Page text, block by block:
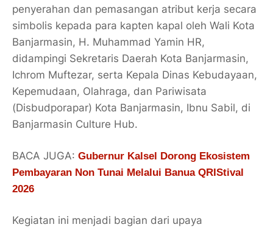
penyerahan dan pemasangan atribut kerja secara
simbolis kepada para kapten kapal oleh Wali Kota
Banjarmasin, H. Muhammad Yamin HR,
didampingi Sekretaris Daerah Kota Banjarmasin,
Ichrom Muftezar, serta Kepala Dinas Kebudayaan,
Kepemudaan, Olahraga, dan Pariwisata
(Disbudporapar) Kota Banjarmasin, Ibnu Sabil, di
Banjarmasin Culture Hub.
BACA JUGA: Gubernur Kalsel Dorong Ekosistem
Pembayaran Non Tunai Melalui Banua QRIStival
2026
Kegiatan ini menjadi bagian dari upaya